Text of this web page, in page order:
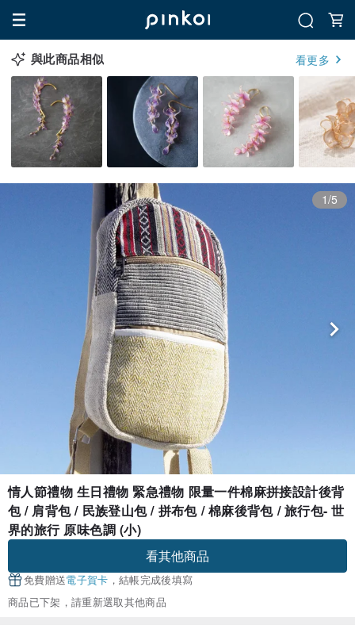
與此商品相似 看更多
1/5
情人節禮物 生日禮物 緊急禮物 限量一件棉麻拼接設計後背
包 / 肩背包 / 民族登山包 / 拼布包 / 棉麻後背包 / 旅行包- 世
界的旅行 原味色調 (小)
看其他商品
免費贈送電子賀卡 ，結帳完成後填寫
商品已下架，請重新選取其他商品